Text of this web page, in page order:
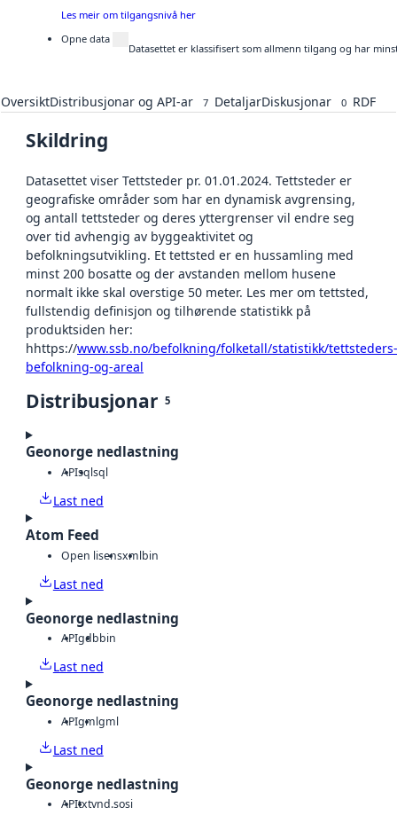
Les meir om tilgangsnivå her
Opne data
Datasettet er klassifisert som allmenn tilgang og har
OversiktDistribusjonar og API-ar 7 DetaljarDiskusjonar 0 RDF
Skildring
Datasettet viser Tettsteder pr. 01.01.2024. Tettsteder er
geografiske områder som har en dynamisk avgrensing,
og antall tettsteder og deres yttergrenser vil endre seg
over tid avhengig av byggeaktivitet og
befolkningsutvikling. Et tettsted er en hussamling med
minst 200 bosatte og der avstanden mellom husene
normalt ikke skal overstige 50 meter. Les mer om tettsted,
fullstendig definisjon og tilhørende statistikk på
produktsiden her:
hhttps://www.ssb.no/befolkning/folketall/statistikk/tettsteders-
befolkning-og-areal
Distribusjonar 5
Geonorge nedlastning
APIsqlsql
Last ned
Atom Feed
Open lisensxmlbin
Last ned
Geonorge nedlastning
APIgdbbin
Last ned
Geonorge nedlastning
APIgmlgml
Last ned
Geonorge nedlastning
APItxtvnd.sosi